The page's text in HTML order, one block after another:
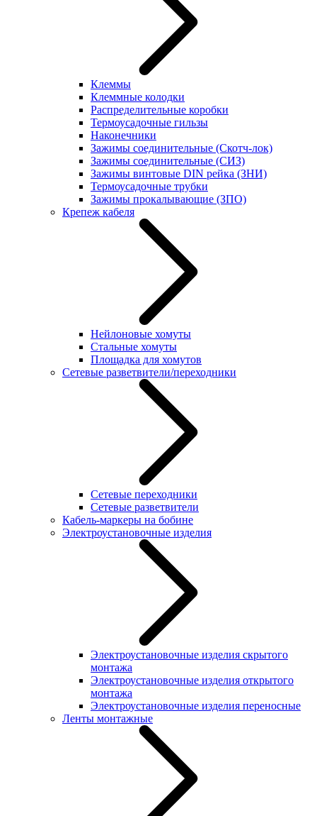
Клеммы
Клеммные колодки
Распределительные коробки
Термоусадочные гильзы
Наконечники
Зажимы соединительные (Скотч-лок)
Зажимы соединительные (СИЗ)
Зажимы винтовые DIN рейка (ЗНИ)
Термоусадочные трубки
Зажимы прокалывающие (ЗПО)
Крепеж кабеля
Нейлоновые хомуты
Стальные хомуты
Площадка для хомутов
Сетевые разветвители/переходники
Сетевые переходники
Сетевые разветвители
Кабель-маркеры на бобине
Электроустановочные изделия
Электроустановочные изделия скрытого
монтажа
Электроустановочные изделия открытого
монтажа
Электроустановочные изделия переносные
Ленты монтажные